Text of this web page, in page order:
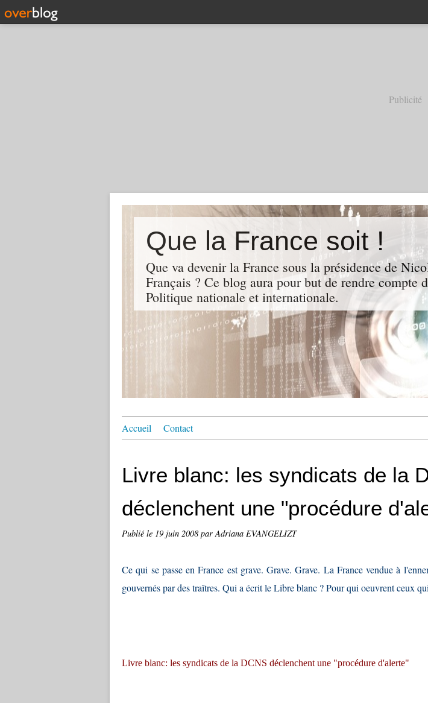
Publicité
Que la France soit !
Que va devenir la France sous la présidence de
Français ? Ce blog aura pour but de rendre compte
Politique nationale et internationale.
Accueil Contact
Livre blanc: les syndicats de la
déclenchent une "procédure
Publié le 19 juin 2008 par Adriana EVANGELIZT
Ce qui se passe en France est grave. Grave. Grave. La France vendue à
gouvernés par des traîtres. Qui a écrit le Libre blanc ? Pour qui oeuvrent ceux
Livre blanc: les syndicats de la DCNS déclenchent une "procédure d'alerte"